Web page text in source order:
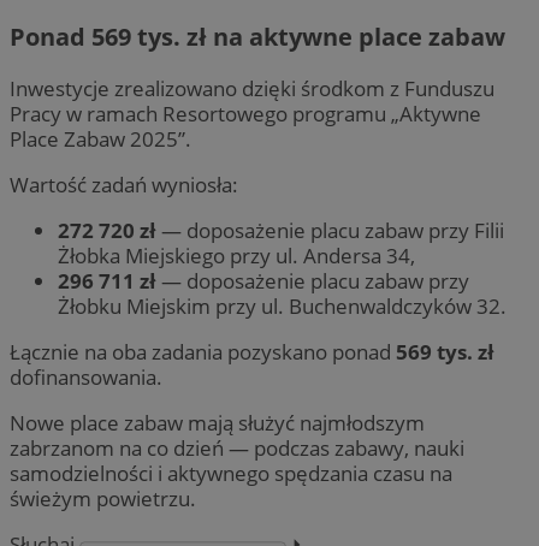
Ponad 569 tys. zł na aktywne place zabaw
Inwestycje zrealizowano dzięki środkom z Funduszu
Pracy w ramach Resortowego programu „Aktywne
Place Zabaw 2025”.
Wartość zadań wyniosła:
272 720 zł— doposażenie placu zabaw przy Filii
Żłobka Miejskiego przy ul. Andersa 34,
296 711 zł— doposażenie placu zabaw przy
Żłobku Miejskim przy ul. Buchenwaldczyków 32.
Łącznie na oba zadania pozyskano ponad 569 tys. zł
dofinansowania.
Nowe place zabaw mają służyć najmłodszym
zabrzanom na co dzień — podczas zabawy, nauki
samodzielności i aktywnego spędzania czasu na
świeżym powietrzu.